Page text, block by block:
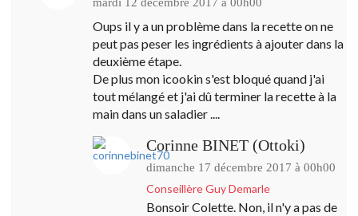
Oups il y a un problème dans la recette on ne
peut pas peser les ingrédients à ajouter dans la
deuxième étape.
De plus mon icookin s'est bloqué quand j'ai
tout mélangé et j'ai dû terminer la recette à la
main dans un saladier ....
Corinne BINET (Ottoki)
dimanche 17 décembre 2017 à 00h00
Conseillère Guy Demarle
Bonsoir Colette. Non, il n'y a pas de